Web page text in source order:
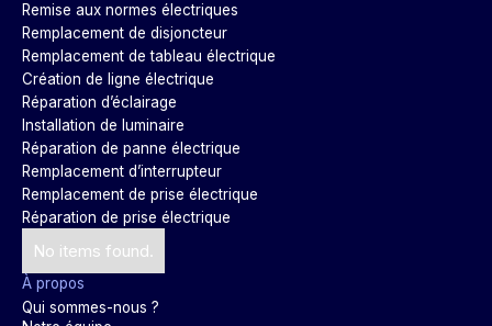
Remise aux normes électriques
Remplacement de disjoncteur
Remplacement de tableau électrique
Création de ligne électrique
Réparation d’éclairage
Installation de luminaire
Réparation de panne électrique
Remplacement d’interrupteur
Remplacement de prise électrique
Réparation de prise électrique
No items found.
À propos
Qui sommes-nous ?